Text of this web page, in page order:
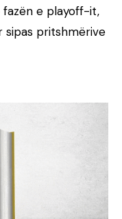
fazën e playoff-it,
sipas pritshmërive